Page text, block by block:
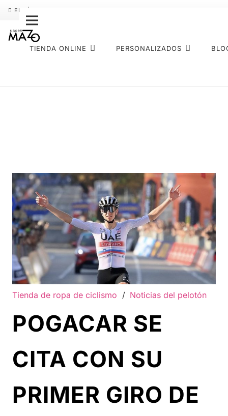
ENVÍO GRATIS
TIENDA ONLINE PERSONALIZADOS
Tienda de ropa de ciclismo / Noticias del pelotón
POGACAR SE
CITA CON SU
PRIMER GIRO DE